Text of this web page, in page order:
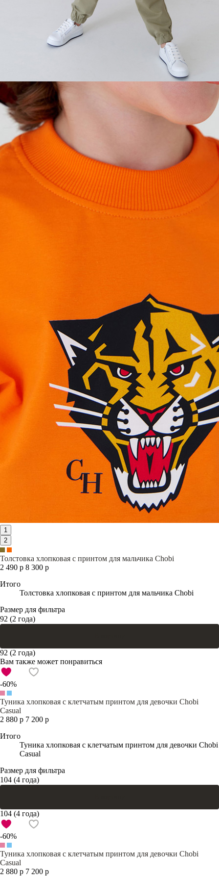
1
2
Толстовка хлопковая с принтом для мальчика Chobi
2 490 р 8 300 р
Итого
Толстовка хлопковая с принтом для мальчика Chobi
Размер для фильтра
92 (2 года)
92 (2 года)
Вам также может понравиться
-60%
Туника хлопковая с клетчатым принтом для девочки Chobi
Casual
2 880 р 7 200 р
Итого
Туника хлопковая с клетчатым принтом для девочки Chobi
Casual
Размер для фильтра
104 (4 года)
104 (4 года)
-60%
Туника хлопковая с клетчатым принтом для девочки Chobi
Casual
2 880 р 7 200 р